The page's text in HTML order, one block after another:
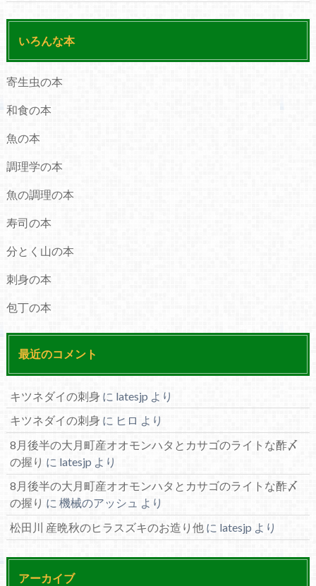
いろんな本
寄生虫の本
和食の本
魚の本
調理学の本
魚の調理の本
寿司の本
分とく山の本
刺身の本
包丁の本
最近のコメント
キツネダイの刺身 に latesjp より
キツネダイの刺身 に ヒロ より
8月後半の大月町産オオモンハタとカサゴのライトな酢〆
の握り に latesjp より
8月後半の大月町産オオモンハタとカサゴのライトな酢〆
の握り に 機械のアッシュ より
松田川 産晩秋のヒラスズキのお造り他に latesjp より
アーカイブ